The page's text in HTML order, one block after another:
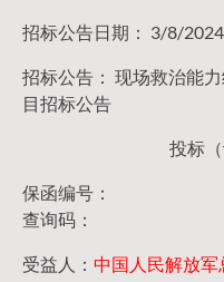
招标公告日期： 3/8/2024
招标公告： 现场救治能
目招标公告
投标
保函编号：
查询码：
受益人： 中国人民解放军